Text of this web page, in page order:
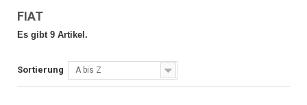
FIAT
Es gibt 9 Artikel.
Sortierung A bis Z